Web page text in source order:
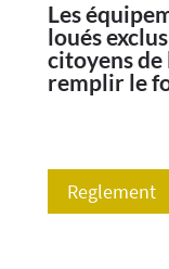
Les
loués
citoyens de
remplir le
Reglement